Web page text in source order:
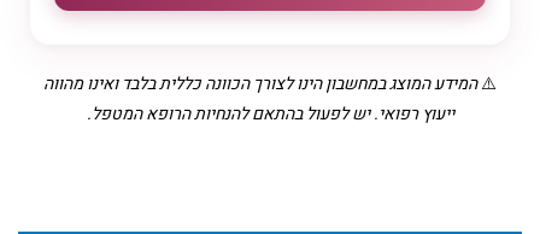
⚠️המידע המוצג במחשבון הינו לצורך הכוונה כללית בלבד ואינו מהווה
ייעוץ רפואי. יש לפעול בהתאם להנחיות הרופא המטפל.